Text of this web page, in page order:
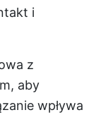
i
z
aby
wpływa